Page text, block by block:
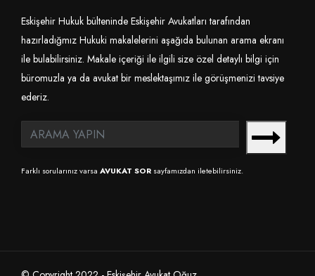
Eskişehir Hukuk bülteninde Eskişehir Avukatları tarafından
hazırladığmız Hukuki makalelerini aşağıda bulunan arama ekranı
ile bulabilirsiniz. Makale içeriği ile ilgili size özel detaylı bilgi için
büromuzla ya da avukat bir meslektaşımız ile görüşmenizi tavsiye
ederiz.
Farklı sorularınız varsa AVUKAT SOR sayfamızdan iletebilirsiniz.